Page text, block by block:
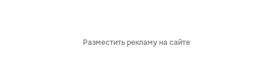
Разместить рекламу на сайте